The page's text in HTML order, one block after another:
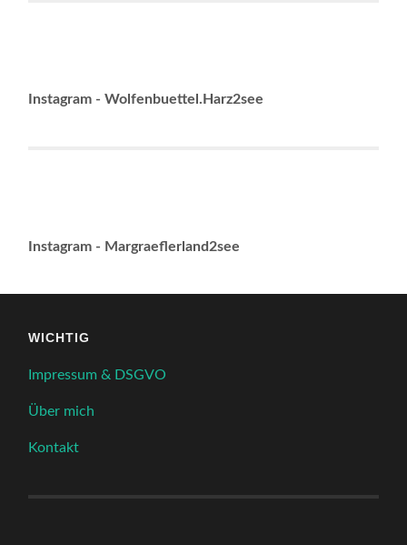
Instagram - Wolfenbuettel.Harz2see
Instagram - Margraeflerland2see
WICHTIG
Impressum & DSGVO
Über mich
Kontakt